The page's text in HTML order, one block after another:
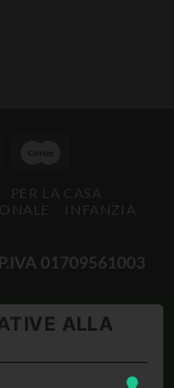
01709561003
ALLA